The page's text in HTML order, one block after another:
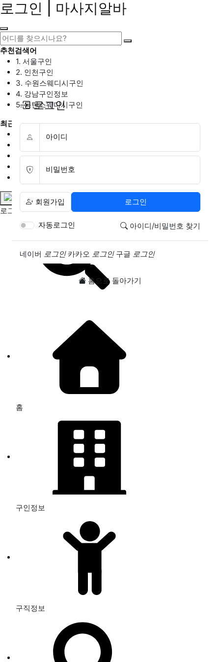
로그인 | 마사지알바
추천검색어
1. 서울구인
2. 인천구인
3. 수원스웨디시구인
4. 강남구인정보
5. 동탄스웨디시구인
최근검색어
1. 일산마사지구인
3. 스웨디시구인
4. 안산스웨디시구인
로그인
로그인
아이디
비밀번호
회원가입 로그인
자동로그인 아이디/비밀번호 찾기
소셜계정으로 로그인
네이버 로그인 카카오 로그인 구글 로그인
홈으로 돌아가기
홈
구인정보
구직정보